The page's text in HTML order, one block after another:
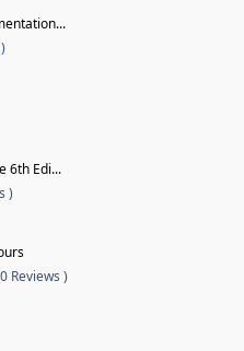
6th Edi...
)
Reviews )